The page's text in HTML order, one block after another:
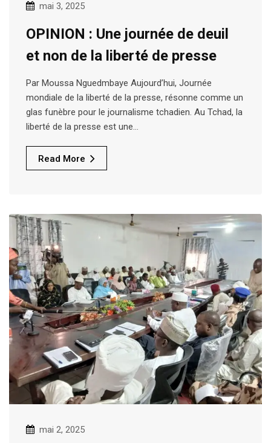
mai 3, 2025
OPINION : Une journée de deuil
et non de la liberté de presse
Par Moussa Nguedmbaye Aujourd’hui, Journée
mondiale de la liberté de la presse, résonne comme un
glas funèbre pour le journalisme tchadien. Au Tchad, la
liberté de la presse est une…
Read More
mai 2, 2025